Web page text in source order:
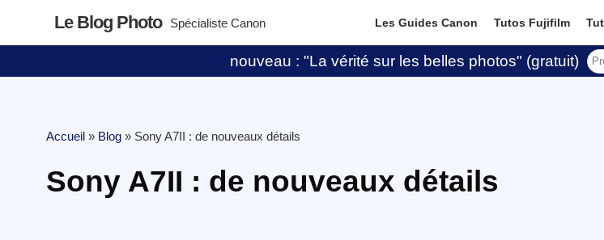
Le Blog Photo Spécialiste Canon Les Guides Canon Tutos Fujifilm
nouveau : "La vérité sur les belles photos" (gratuit)
Accueil » Blog » Sony A7II : de nouveaux détails
Sony A7II : de nouveaux détails